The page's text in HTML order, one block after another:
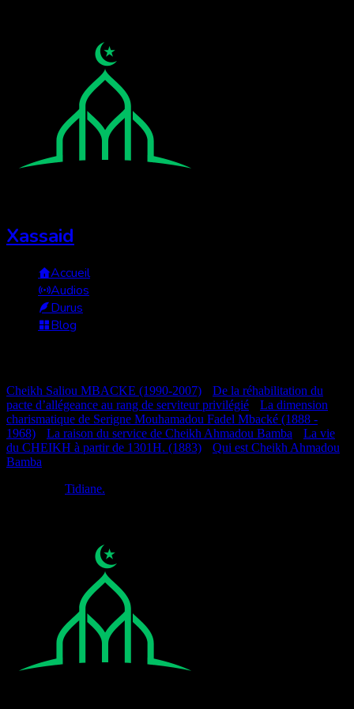
Xassaid
Accueil
Audios
Durus
Blog
Cheikh Saliou MBACKE (1990-2007)
De la réhabilitation du
pacte d’allégeance au rang de serviteur privilégié
La dimension
charismatique de Serigne Mouhamadou Fadel Mbacké (1888 -
1968)
La raison du service de Cheikh Ahmadou Bamba
La vie
du CHEIKH à partir de 1301H. (1883)
Qui est Cheikh Ahmadou
Bamba
Tidiane.